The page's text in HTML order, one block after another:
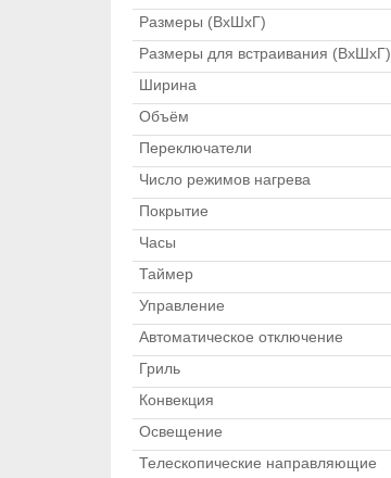
Размеры (ВхШхГ)
Размеры для встраивания (ВхШхГ)
Ширина
Объём
Переключатели
Число режимов нагрева
Покрытие
Часы
Таймер
Управление
Автоматическое отключение
Гриль
Конвекция
Освещение
Телескопические направляющие